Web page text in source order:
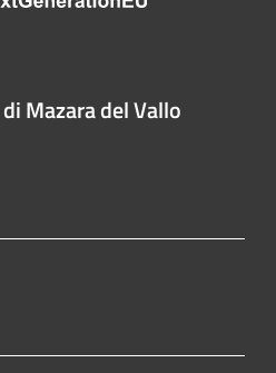
Mazara del Vallo